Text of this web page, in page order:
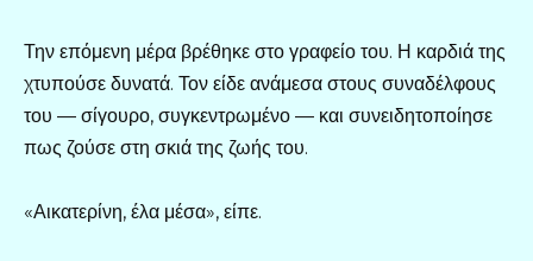
Την επόμενη μέρα βρέθηκε στο γραφείο του. Η καρδιά της
χτυπούσε δυνατά. Τον είδε ανάμεσα στους συναδέλφους
του — σίγουρο, συγκεντρωμένο — και συνειδητοποίησε
πως ζούσε στη σκιά της ζωής του.
«Αικατερίνη, έλα μέσα», είπε.